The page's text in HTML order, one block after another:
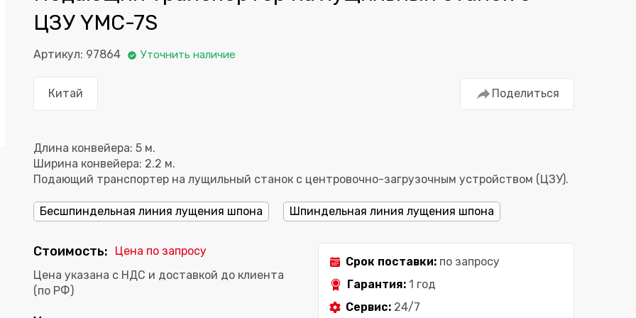
ЦЗУ YMC-7S
Артикул: 97864 Уточнить наличие
Китай Поделиться
Длина конвейера: 5 м.
Ширина конвейера: 2.2 м.
Подающий транспортер на лущильный станок с центровочно-загрузочным устройством (ЦЗУ).
Бесшпиндельная линия лущения шпона Шпиндельная линия лущения шпона
Стоимость:
Цена по запросу
Цена указана с НДС и доставкой до клиента
(по РФ)
Срок поставки: по запросу
Гарантия: 1 год
Сервис: 24/7